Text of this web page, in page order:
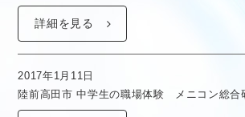
詳細を見る
2017年1月11日
陸前高田市 中学生の職場体験 メニコン総合